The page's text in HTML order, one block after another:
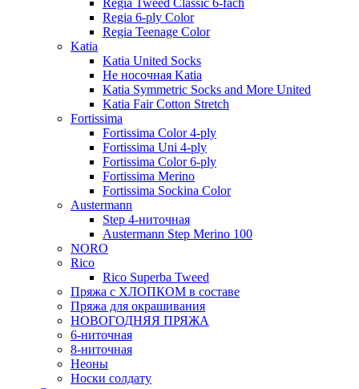
Regia Tweed Classic 6-fach
Regia 6-ply Color
Regia Teenage Color
Katia
Katia United Socks
Не носочная Katia
Katia Symmetric Socks and More United
Katia Fair Cotton Stretch
Fortissima
Fortissima Color 4-ply
Fortissima Uni 4-ply
Fortissima Color 6-ply
Fortissima Merino
Fortissima Sockina Color
Austermann
Step 4-ниточная
Austermann Step Merino 100
NORO
Rico
Rico Superba Tweed
Пряжа с ХЛОПКОМ в составе
Пряжа для окрашивания
НОВОГОДНЯЯ ПРЯЖА
6-ниточная
8-ниточная
Неоны
Носки солдату